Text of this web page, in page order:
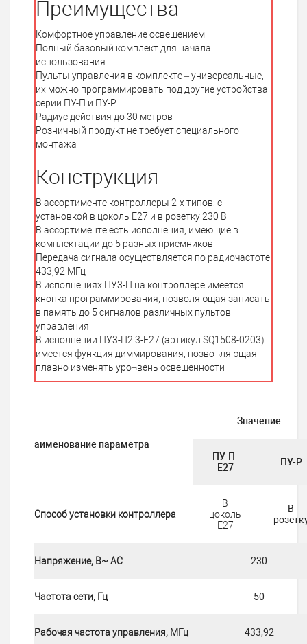
Преимущества
Комфортное управление освещением
Полный базовый комплект для начала
использования
Пульты управления в комплекте – универсальные,
их можно программировать под другие устройства
серии ПУ-П и ПУ-Р
Радиус действия до 30 метров
Розничный продукт не требует специального
монтажа
Конструкция
В ассортименте контроллеры 2-х типов: с
установкой в цоколь Е27 и в розетку 230 В
В ассортименте есть исполнения, имеющие в
комплектации до 5 разных приемников
Передача сигнала осуществляется по радиочастоте
433,92 МГц
В исполнениях ПУ3-П на контроллере имеется
кнопка программирования, позволяющая записать
в память до 5 сигналов различных пультов
управления
В исполнении ПУ3-П2.3-Е27 (артикул SQ1508-0203)
имеется функция диммирования, позво¬ляющая
плавно изменять уро¬вень освещенности
аименование параметра
Значение
ПУ-П-
Е27
ПУ-Р
Способ установки контроллера
В
цоколь
Е27
В
Напряжение, В~ АС 230
Частота сети, Гц 50
Рабочая частота управления, МГц 433,92